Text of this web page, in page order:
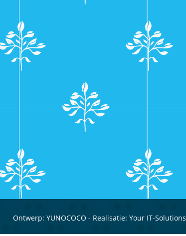
Ontwerp: YUNOCOCO - Realisatie: Your IT-Solutions